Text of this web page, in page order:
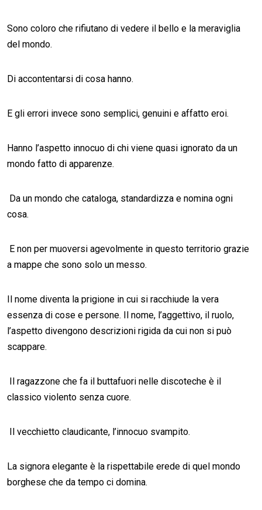
Sono coloro che rifiutano di vedere il bello e la meraviglia
del mondo.
Di accontentarsi di cosa hanno.
E gli errori invece sono semplici, genuini e affatto eroi.
Hanno l’aspetto innocuo di chi viene quasi ignorato da un
mondo fatto di apparenze.
Da un mondo che cataloga, standardizza e nomina ogni
cosa.
E non per muoversi agevolmente in questo territorio grazie
a mappe che sono solo un messo.
Il nome diventa la prigione in cui si racchiude la vera
essenza di cose e persone. Il nome, l’aggettivo, il ruolo,
l’aspetto divengono descrizioni rigida da cui non si può
scappare.
Il ragazzone che fa il buttafuori nelle discoteche è il
classico violento senza cuore.
Il vecchietto claudicante, l’innocuo svampito.
La signora elegante è la rispettabile erede di quel mondo
borghese che da tempo ci domina.